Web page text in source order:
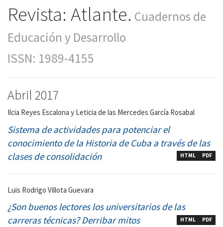
Revista: Atlante. Cuadernos de
Educación y Desarrollo
ISSN: 1989-4155
Abril 2017
Ilcia Reyes Escalona y Leticia de las Mercedes García Rosabal
Sistema de actividades para potenciar el
conocimiento de la Historia de Cuba a través de las
clases de consolidación
PDF
HTML
Luis Rodrigo Villota Guevara
¿Son buenos lectores los universitarios de las
carreras técnicas? Derribar mitos
PDF
HTML